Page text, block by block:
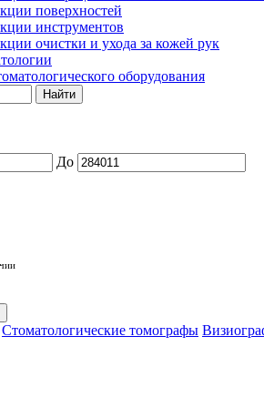
поверхностей
инструментов
очистки и ухода за кожей рук
оборудования
До
Стоматологические томографы